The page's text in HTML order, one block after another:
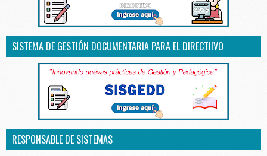
SISTEMA DE GESTIÓN DOCUMENTARIA PARA EL DIRECTIIVO
RESPONSABLE DE SISTEMAS